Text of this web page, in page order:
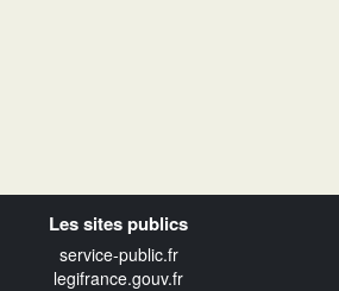
Les sites publics
service-public.fr
legifrance.gouv.fr